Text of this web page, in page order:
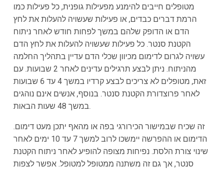
מטופלים חייבים להימנע מפעילות גופנית, כל פעילות כמו
הרמת דברים כבדים, או פעילות שעשויה להעלות את לחץ
הדם או הדופק שלהם במשך לפחות חודש לאחר ניתוח
הקטנת סנטר. כל פעילות שעשויה להעלות את לחץ הדם
עשויה לגרום לדימום מכיוון שכלי הדם עדיין בתהליך החלמה
מהניתוח. ניתן לבצע תרגילים עדינים לאחר 2 שבועות. עם
זאת, מטופלים לא צריכים לבצע קרדיו במשך 4 עד 6 שבועות
לאחר פרוצדורת הקטנת סנטר. בנוסף, אנשים אינם נוהגים
במשך 48 שעות הבאות.
זה שכיח שבמישור הכירורגי בפה או מהאף יתכן מעט דימום.
הדימום או ההפרשה יימשכו לרוב למשך 7 עד 10 ימים לאחר
שינוי צורת הלסת. נפיחות מצופה להופיע לאחר ניתוח הקטנת
סנטר, אך גם זה משתנה ממטופל למטופל. אפשר לצפות